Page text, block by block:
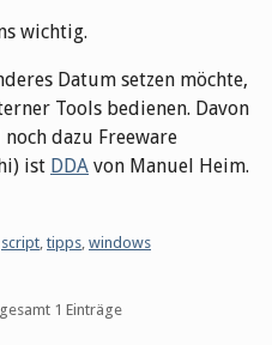
wichtig.
Datum setzen möchte,
Tools bedienen. Davon
dazu Freeware
ist DDA von Manuel Heim.
script, tipps, windows
1 Einträge